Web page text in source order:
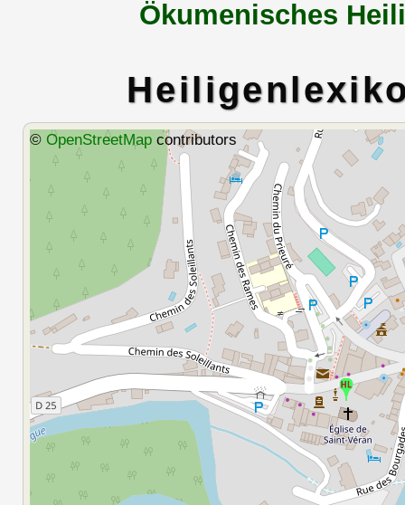
Ökumenisches
© OpenStreetMapcontributors